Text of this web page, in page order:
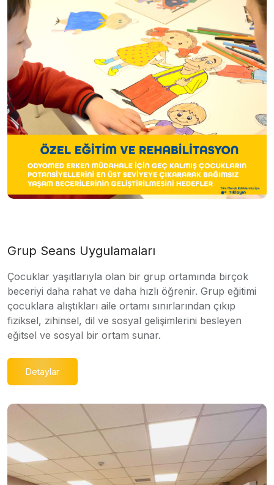
Grup Seans Uygulamaları
Çocuklar yaşıtlarıyla olan bir grup ortamında birçok
beceriyi daha rahat ve daha hızlı öğrenir. Grup eğitimi
çocuklara alıştıkları aile ortamı sınırlarından çıkıp
fiziksel, zihinsel, dil ve sosyal gelişimlerini besleyen
eğitsel ve sosyal bir ortam sunar.
Detaylar